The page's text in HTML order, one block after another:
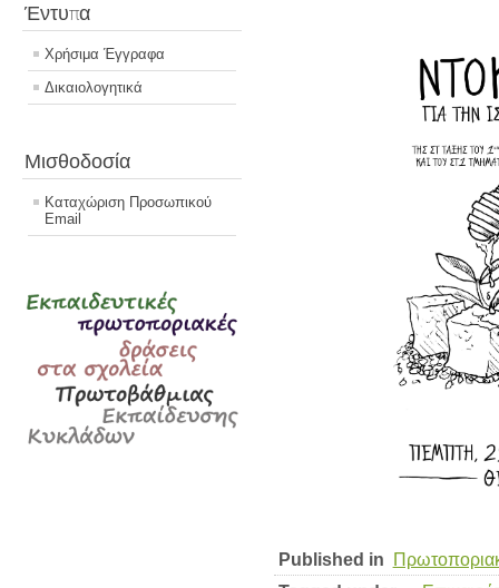
Έντυπα
Χρήσιμα Έγγραφα
Δικαιολογητικά
Μισθοδοσία
Καταχώριση Προσωπικού
Email
Published in